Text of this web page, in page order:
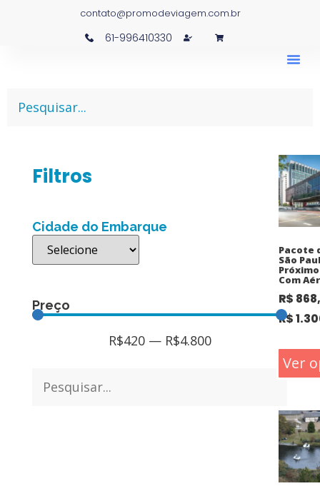
contato@promodeviagem.com.br
61-996410330
Filtros
Cidade do Embarque
Preço
R$420— R$4.800
Pacote
São
Com
R$
R$
Ver